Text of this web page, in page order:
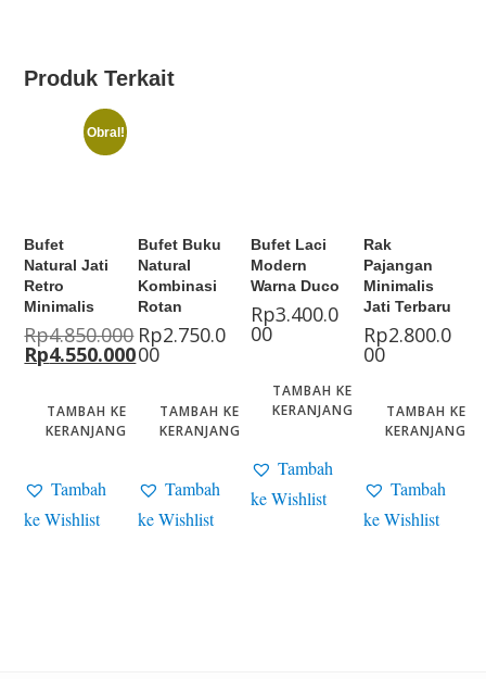
Produk Terkait
Obral!
Bufet
Natural Jati
Retro
Minimalis
Rp4.850.000
Rp4.550.000
TAMBAH KE
KERANJANG
Tambah
ke Wishlist
Bufet Buku
Natural
Kombinasi
Rotan
Rp2.750.0
00
TAMBAH KE
KERANJANG
Tambah
ke Wishlist
Bufet Laci
Modern
Warna Duco
Rp3.400.0
00
TAMBAH KE
KERANJANG
Tambah
ke Wishlist
Rak
Pajangan
Minimalis
Jati Terbaru
Rp2.800.0
00
TAMBAH KE
KERANJANG
Tambah
ke Wishlist